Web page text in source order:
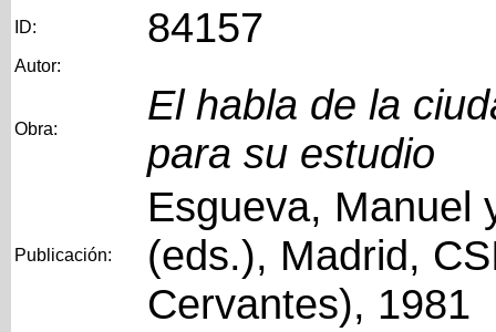
ID: 84157
Autor:
Obra:
El habla de la
para su estudio
Publicación:
Esgueva, Manuel
(eds.), Madrid,
Cervantes), 1981